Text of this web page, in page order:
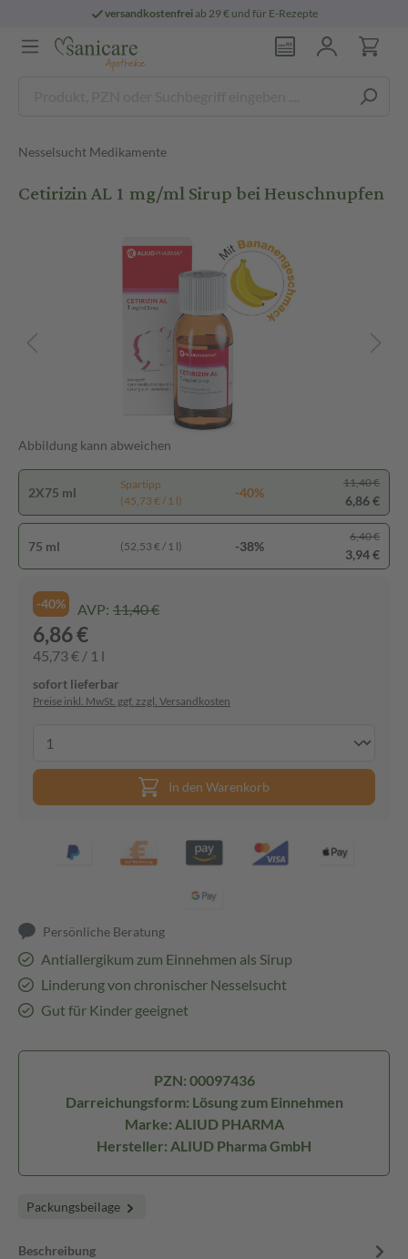
versandkostenfreiab 29 € und für E-Rezepte
Nesselsucht Medikamente
Cetirizin AL 1 mg/ml Sirup bei Heuschnupfen
Abbildung kann abweichen
2X75 ml
Spartipp
(45,73 € / 1 l)
-40%
11,40 €
6,86 €
75 ml (52,53 € / 1 l) -38%
6,40 €
3,94 €
-40% AVP: 11,40 €
6,86 €
45,73 € / 1 l
sofort lieferbar
Preise inkl. MwSt. ggf. zzgl. Versandkosten
In den Warenkorb
Persönliche Beratung
Antiallergikum zum Einnehmen als Sirup
Linderung von chronischer Nesselsucht
Gut für Kinder geeignet
PZN: 00097436
Darreichungsform: Lösung zum Einnehmen
Marke: ALIUD PHARMA
Hersteller: ALIUD Pharma GmbH
Packungsbeilage
Beschreibung